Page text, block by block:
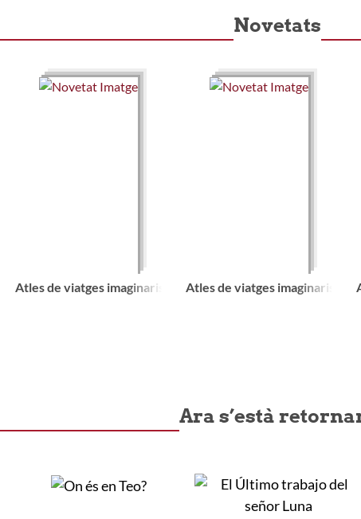
Novetats
Atles de viatges imaginaris Atles de viatges imaginaris
Ara s’està